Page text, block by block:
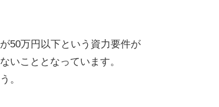
50万円以下という資力要件が
いこととなっています。
。